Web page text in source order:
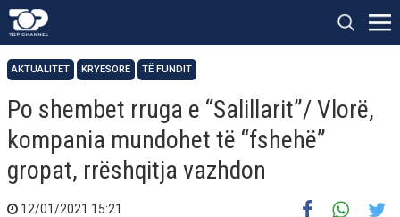
AKTUALITET KRYESORE TË FUNDIT
Po shembet rruga e “Salillarit”/ Vlorë,
kompania mundohet të “fshehë”
gropat, rrëshqitja vazhdon
12/01/2021 15:21